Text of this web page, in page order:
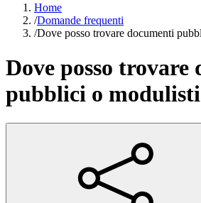
Home
/Domande frequenti
/Dove posso trovare documenti
Dove posso trovare
pubblici o